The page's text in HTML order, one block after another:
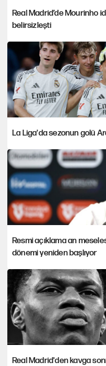
Real Madrid’de Mourinho
belirsizleşti
La Liga'da sezonun golü
Resmi açıklama an
dönemi yeniden başlıyor
Real Madrid'den kavga